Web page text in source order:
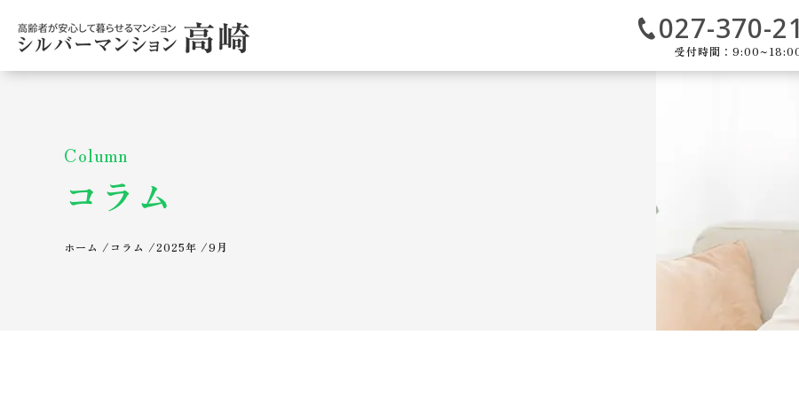
027-370-
受付時間：
Column
コラム
ホーム / コラム /2025年 /9月